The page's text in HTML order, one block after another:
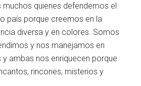
quienes defendemos el
país porque creemos en la
diversa y en colores. Somos
y nos manejamos en
y ambas nos enriquecen porque
rincones, misterios y